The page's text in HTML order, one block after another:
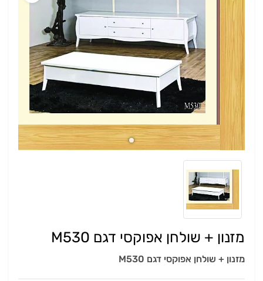
מזנון + שולחן אפוקסי דגם M530
מזנון + שולחן אפוקסי דגם M530